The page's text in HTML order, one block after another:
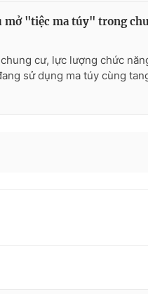
mở "tiệc ma túy" trong
cư, lực lượng chức
sử dụng ma túy cùng